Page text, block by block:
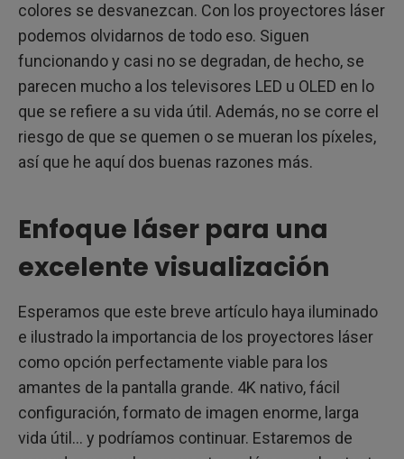
colores se desvanezcan. Con los proyectores láser
podemos olvidarnos de todo eso. Siguen
funcionando y casi no se degradan, de hecho, se
parecen mucho a los televisores LED u OLED en lo
que se refiere a su vida útil. Además, no se corre el
riesgo de que se quemen o se mueran los píxeles,
así que he aquí dos buenas razones más.
Enfoque láser para una
excelente visualización
Esperamos que este breve artículo haya iluminado
e ilustrado la importancia de los proyectores láser
como opción perfectamente viable para los
amantes de la pantalla grande. 4K nativo, fácil
configuración, formato de imagen enorme, larga
vida útil... y podríamos continuar. Estaremos de